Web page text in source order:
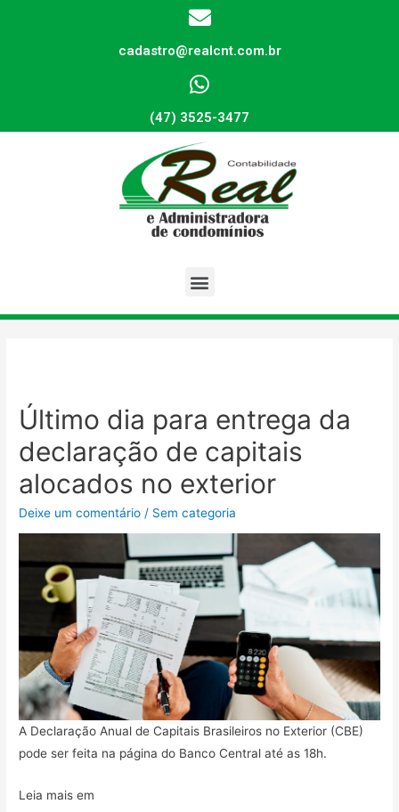
cadastro@realcnt.com.br
(47) 3525-3477
Último dia para entrega da
declaração de capitais
alocados no exterior
Deixe um comentário / Sem categoria
A Declaração Anual de Capitais Brasileiros no Exterior (CBE)
pode ser feita na página do Banco Central até as 18h.
Leia mais em